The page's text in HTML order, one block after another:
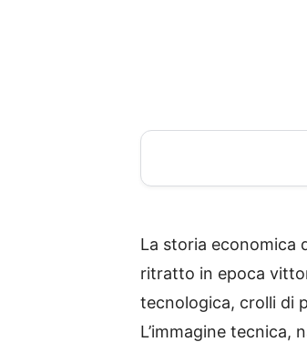
La storia economica
ritratto in epoca
tecnologica, crolli di
L’immagine tecnica,